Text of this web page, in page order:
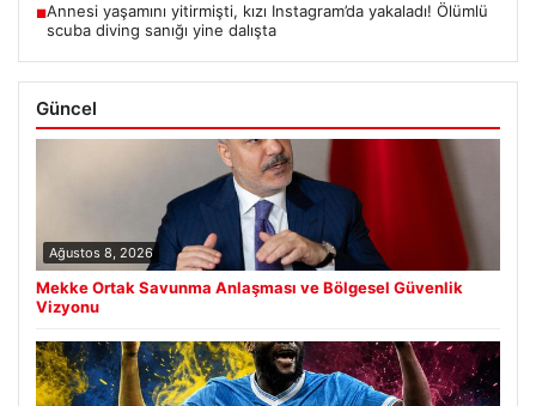
■Annesi yaşamını yitirmişti, kızı Instagram’da yakaladı! Ölümlü
scuba diving sanığı yine dalışta
Güncel
Ağustos 8, 2026
Mekke Ortak Savunma Anlaşması ve Bölgesel Güvenlik
Vizyonu